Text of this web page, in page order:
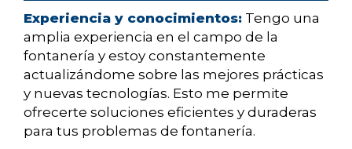
Experiencia y conocimientos: Tengo una
amplia experiencia en el campo de la
fontanería y estoy constantemente
actualizándome sobre las mejores prácticas
y nuevas tecnologías. Esto me permite
ofrecerte soluciones eficientes y duraderas
para tus problemas de fontanería.